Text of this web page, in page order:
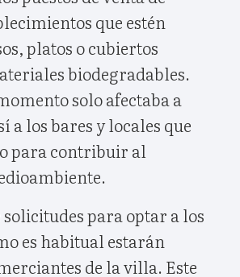
que estén
platos o cubiertos
biodegradables.
solo afectaba a
a los bares y locales que
para contribuir al
para optar a los
es habitual estarán
de la villa. Este